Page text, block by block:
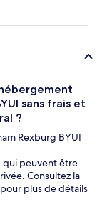
sans frais et
?
Rexburg BYUI
qui peuvent être
Consultez la
plus de détails